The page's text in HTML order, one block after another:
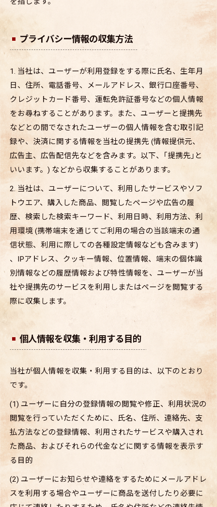
プライバシー情報の収集方法
1. 当社は、ユーザーが利用登録をする際に氏名、生年月
日、住所、電話番号、メールアドレス、銀行口座番号、
クレジットカード番号、運転免許証番号などの個人情報
をお尋ねすることがあります。また、ユーザーと提携先
などとの間でなされたユーザーの個人情報を含む取引記
録や、決済に関する情報を当社の提携先 (情報提供元、
広告主、広告配信先などを含みます。以下、｢提携先｣と
いいます。) などから収集することがあります。
2. 当社は、ユーザーについて、利用したサービスやソフ
トウエア、購入した商品、閲覧したページや広告の履
歴、検索した検索キーワード、利用日時、利用方法、利
用環境 (携帯端末を通じてご利用の場合の当該端末の通
信状態、利用に際しての各種設定情報なども含みます)
、IPアドレス、クッキー情報、位置情報、端末の個体識
別情報などの履歴情報および特性情報を、ユーザーが当
社や提携先のサービスを利用しまたはページを閲覧する
際に収集します。
個人情報を収集・利用する目的
当社が個人情報を収集・利用する目的は、以下のとおり
です。
(1) ユーザーに自分の登録情報の閲覧や修正、利用状況の
閲覧を行っていただくために、氏名、住所、連絡先、支
払方法などの登録情報、利用されたサービスや購入され
た商品、およびそれらの代金などに関する情報を表示す
る目的
(2) ユーザーにお知らせや連絡をするためにメールアドレ
スを利用する場合やユーザーに商品を送付したり必要に